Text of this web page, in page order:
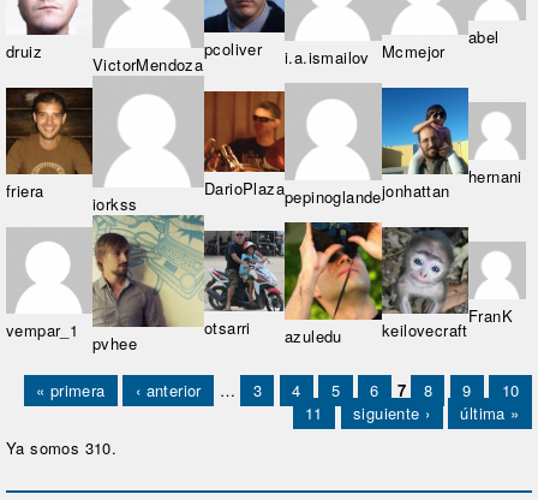
druiz
VictorMendoza
pcoliver i.a.ismailov Mcmejor
abel
friera
iorkss
DarioPlazapepinoglandejonhattan
hernani
vempar_1
pvhee
otsarri azuledu keilovecraft
FranK
Páginas
« primera ‹ anterior … 3 4 5 6 7 8 9
10
11
siguiente ›
última »
Ya somos 310.